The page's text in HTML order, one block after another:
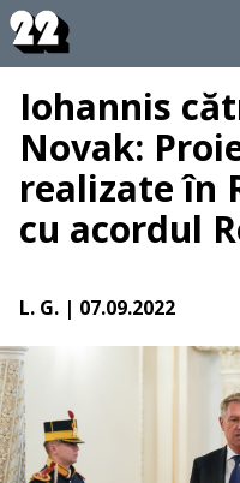
Iohannis
Novak:
realizate în
cu acordul
L. G. | 07.09.2022